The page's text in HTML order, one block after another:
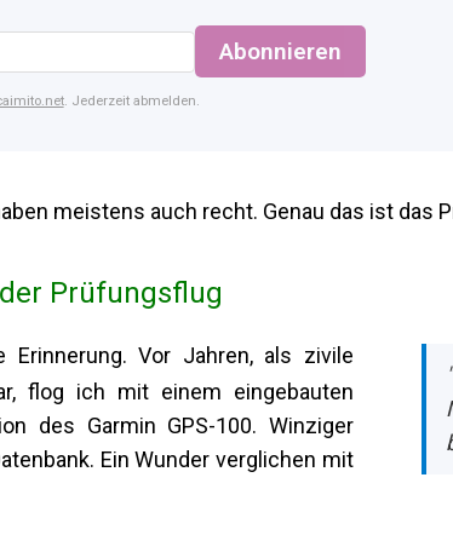
Abonnieren
. Jederzeit abmelden.
meistens auch recht. Genau das ist das
Prüfungsflug
Erinnerung. Vor Jahren, als zivile
flog ich mit einem eingebauten
des Garmin GPS-100. Winziger
Ein Wunder verglichen mit